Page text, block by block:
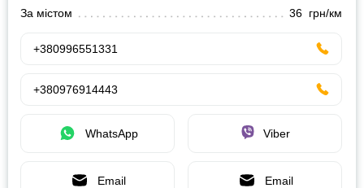
За містом
36 грн/км
+380996551331
+380976914443
WhatsApp Viber
Email Email